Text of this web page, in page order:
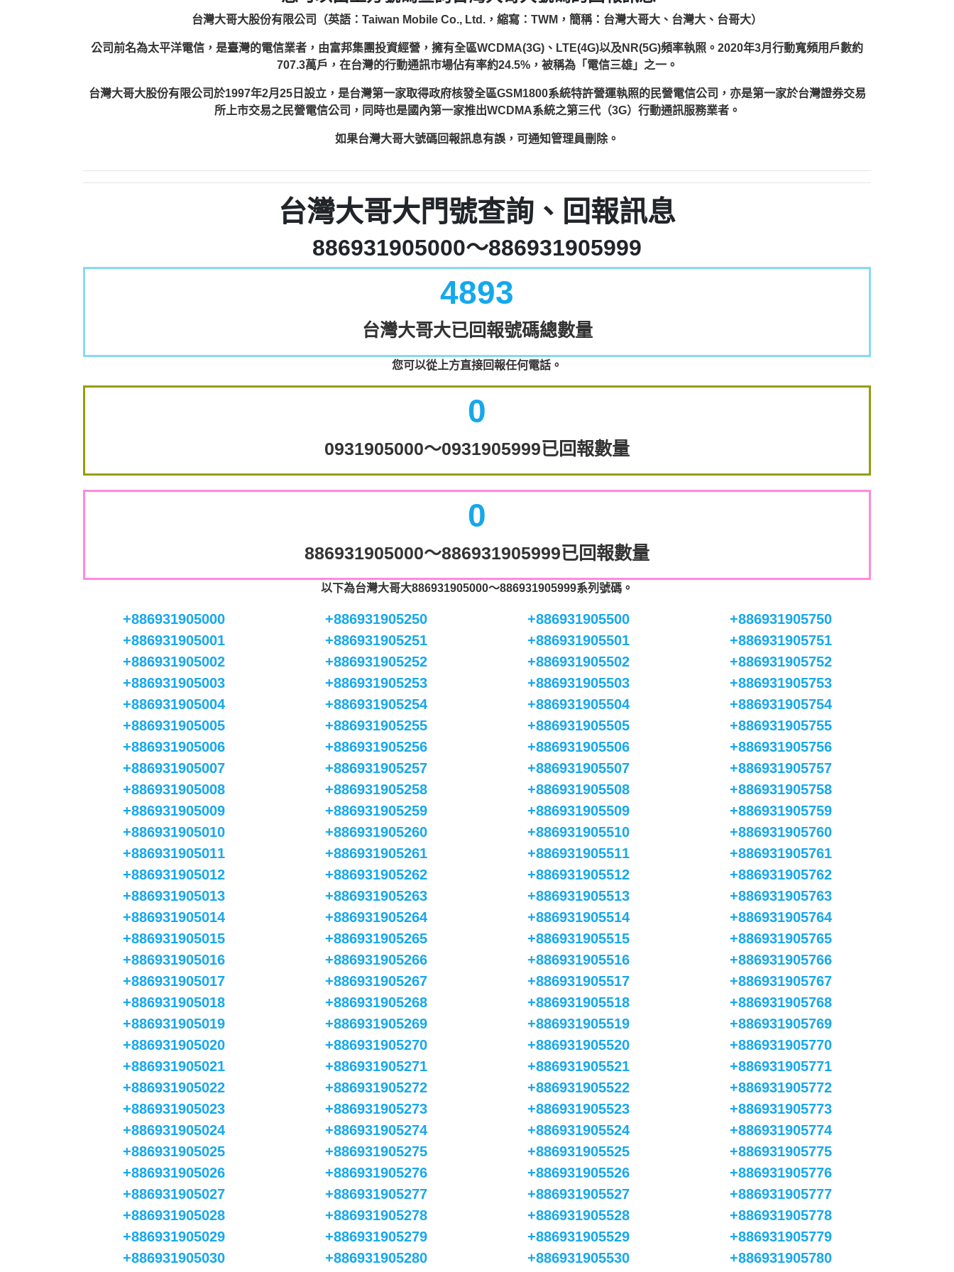
台灣大哥大股份有限公司（英語：Taiwan Mobile Co., Ltd.，縮寫：TWM，簡稱：台灣大哥大、台灣大、台哥大）
公司前名為太平洋電信，是臺灣的電信業者，由富邦集團投資經營，擁有全區WCDMA(3G)、LTE(4G)以及NR(5G)頻率執照。2020年3月行動寬頻用戶數約
707.3萬戶，在台灣的行動通訊市場佔有率約24.5%，被稱為「電信三雄」之一。
台灣大哥大股份有限公司於1997年2月25日設立，是台灣第一家取得政府核發全區GSM1800系統特許營運執照的民營電信公司，亦是第一家於台灣證券交易
所上市交易之民營電信公司，同時也是國內第一家推出WCDMA系統之第三代（3G）行動通訊服務業者。
如果台灣大哥大號碼回報訊息有誤，可通知管理員刪除。
台灣大哥大門號查詢、回報訊息
886931905000～886931905999
4893
台灣大哥大已回報號碼總數量
您可以從上方直接回報任何電話。
0
0931905000～0931905999已回報數量
0
886931905000～886931905999已回報數量
以下為台灣大哥大886931905000～886931905999系列號碼。
+886931905000
+886931905001
+886931905002
+886931905003
+886931905004
+886931905005
+886931905006
+886931905007
+886931905008
+886931905009
+886931905010
+886931905011
+886931905012
+886931905013
+886931905014
+886931905015
+886931905016
+886931905017
+886931905018
+886931905019
+886931905020
+886931905021
+886931905022
+886931905023
+886931905024
+886931905025
+886931905026
+886931905027
+886931905028
+886931905029
+886931905030
+886931905250
+886931905251
+886931905252
+886931905253
+886931905254
+886931905255
+886931905256
+886931905257
+886931905258
+886931905259
+886931905260
+886931905261
+886931905262
+886931905263
+886931905264
+886931905265
+886931905266
+886931905267
+886931905268
+886931905269
+886931905270
+886931905271
+886931905272
+886931905273
+886931905274
+886931905275
+886931905276
+886931905277
+886931905278
+886931905279
+886931905280
+886931905500
+886931905501
+886931905502
+886931905503
+886931905504
+886931905505
+886931905506
+886931905507
+886931905508
+886931905509
+886931905510
+886931905511
+886931905512
+886931905513
+886931905514
+886931905515
+886931905516
+886931905517
+886931905518
+886931905519
+886931905520
+886931905521
+886931905522
+886931905523
+886931905524
+886931905525
+886931905526
+886931905527
+886931905528
+886931905529
+886931905530
+886931905750
+886931905751
+886931905752
+886931905753
+886931905754
+886931905755
+886931905756
+886931905757
+886931905758
+886931905759
+886931905760
+886931905761
+886931905762
+886931905763
+886931905764
+886931905765
+886931905766
+886931905767
+886931905768
+886931905769
+886931905770
+886931905771
+886931905772
+886931905773
+886931905774
+886931905775
+886931905776
+886931905777
+886931905778
+886931905779
+886931905780